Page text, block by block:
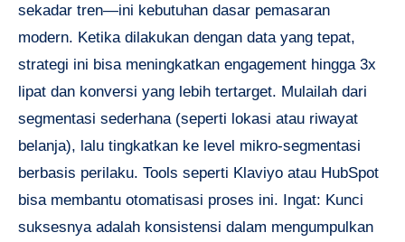
sekadar tren—ini kebutuhan dasar pemasaran
modern. Ketika dilakukan dengan data yang tepat,
strategi ini bisa meningkatkan engagement hingga 3x
lipat dan konversi yang lebih tertarget. Mulailah dari
segmentasi sederhana (seperti lokasi atau riwayat
belanja), lalu tingkatkan ke level mikro-segmentasi
berbasis perilaku. Tools seperti Klaviyo atau HubSpot
bisa membantu otomatisasi proses ini. Ingat: Kunci
suksesnya adalah konsistensi dalam mengumpulkan